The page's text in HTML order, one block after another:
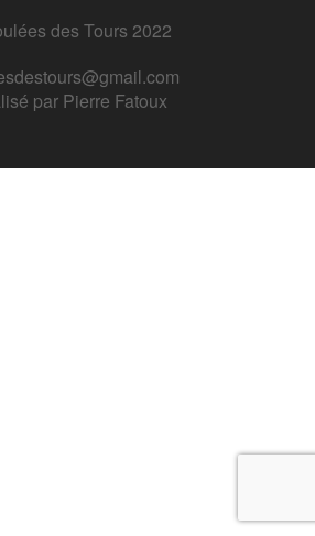
des Tours 2022
par Pierre Fatoux